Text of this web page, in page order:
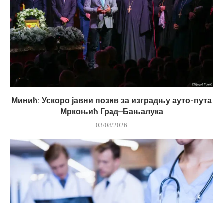
Минић: Ускоро јавни позив за изградњу ауто-пута
Мркоњић Град–Бањалука
03/08/2026